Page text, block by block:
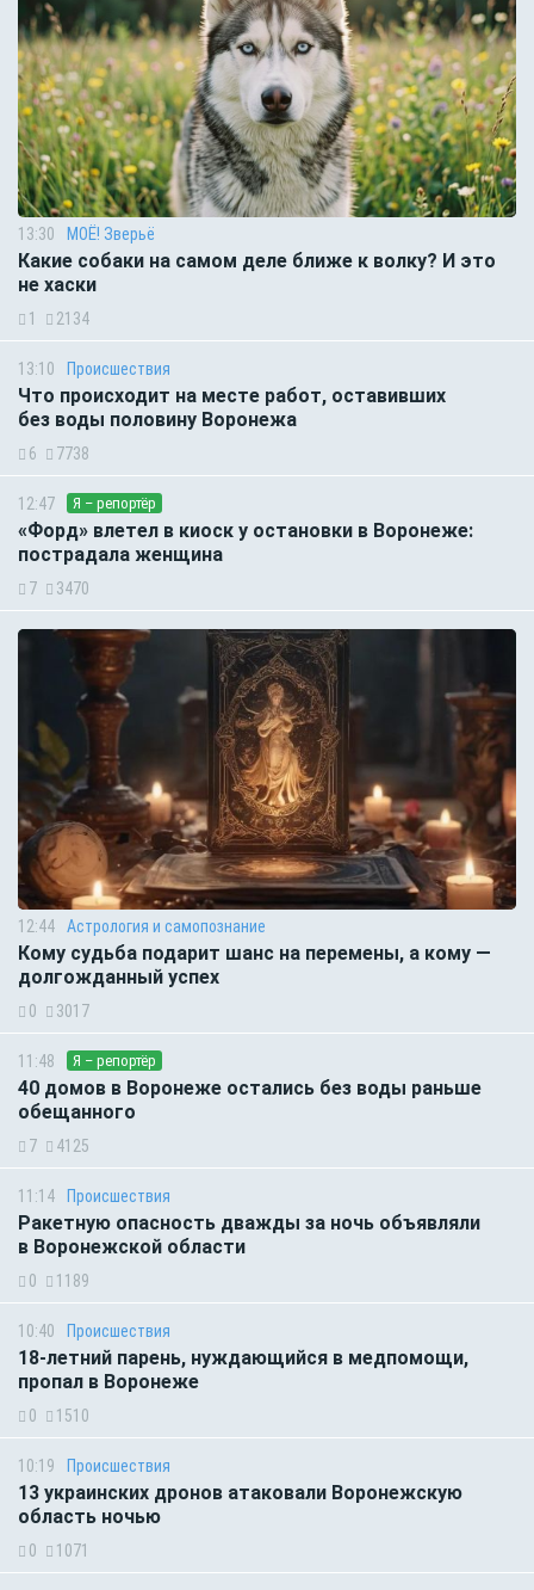
13:30 МОЁ! Зверьё
Какие собаки на самом деле ближе к волку? И это
не хаски
1 2134
13:10 Происшествия
Что происходит на месте работ, оставивших
без воды половину Воронежа
6 7738
12:47 Я – репортёр
«Форд» влетел в киоск у остановки в Воронеже:
пострадала женщина
7 3470
12:44 Астрология и самопознание
Кому судьба подарит шанс на перемены, а кому —
долгожданный успех
0 3017
11:48 Я – репортёр
40 домов в Воронеже остались без воды раньше
обещанного
7 4125
11:14 Происшествия
Ракетную опасность дважды за ночь объявляли
в Воронежской области
0 1189
10:40 Происшествия
18-летний парень, нуждающийся в медпомощи,
пропал в Воронеже
0 1510
10:19 Происшествия
13 украинских дронов атаковали Воронежскую
область ночью
0 1071